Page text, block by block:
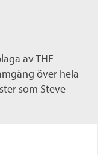
av THE
över hela
som Steve